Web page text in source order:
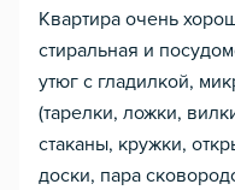
Квартира очень
стиральная и
утюг с гладилкой,
(тарелки, ложки,
стаканы, кружки,
доски, пара